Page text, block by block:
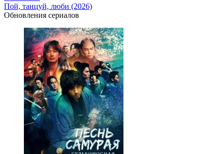
Пой, танцуй, люби (2026)
Обновления сериалов